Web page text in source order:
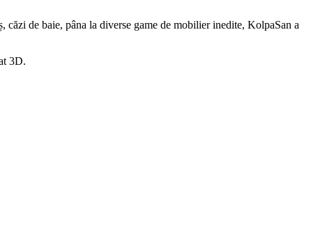
de baie, pâna la diverse game de mobilier inedite, KolpaSan a
3D.